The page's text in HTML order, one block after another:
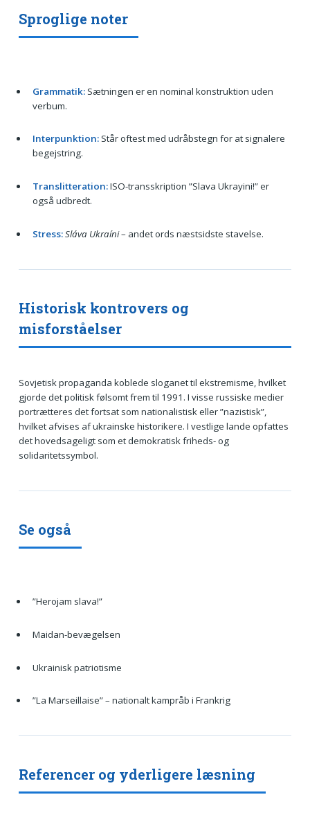
Sproglige noter
Grammatik:Sætningen er en nominal konstruktion uden
verbum.
Interpunktion:Står oftest med udråbstegn for at signalere
begejstring.
Translitteration:ISO-transskription ”Slava Ukrayini!” er
også udbredt.
Stress:Sláva Ukraíni– andet ords næstsidste stavelse.
Historisk kontrovers og
misforståelser
Sovjetisk propaganda koblede sloganet til ekstremisme, hvilket
gjorde det politisk følsomt frem til 1991. I visse russiske medier
portrætteres det fortsat som nationalistisk eller ”nazistisk”,
hvilket afvises af ukrainske historikere. I vestlige lande opfattes
det hovedsageligt som et demokratisk friheds- og
solidaritetssymbol.
Se også
”Herojam slava!”
Maidan-bevægelsen
Ukrainisk patriotisme
”La Marseillaise” – nationalt kampråb i Frankrig
Referencer og yderligere læsning